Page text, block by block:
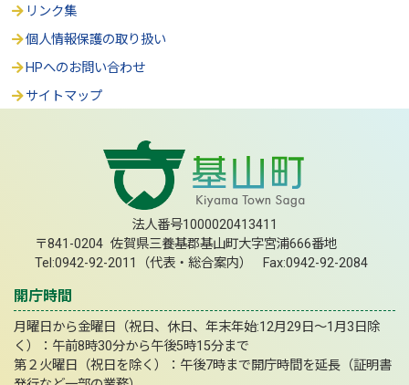
リンク集
個人情報保護の取り扱い
HPへのお問い合わせ
サイトマップ
法人番号1000020413411
〒841-0204 佐賀県三養基郡基山町大字宮浦666番地
Tel:0942-92-2011（代表・総合案内） Fax:0942-92-2084
開庁時間
月曜日から金曜日（祝日、休日、年末年始:12月29日～1月3日除
く）：午前8時30分から午後5時15分まで
第２火曜日（祝日を除く）：午後7時まで開庁時間を延長（証明書